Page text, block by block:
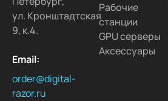
ул. Кронштадтская
9, к.4.
Email:
order@digital-
razor.ru
Рабочие
станции
GPU серверы
Аксессуары